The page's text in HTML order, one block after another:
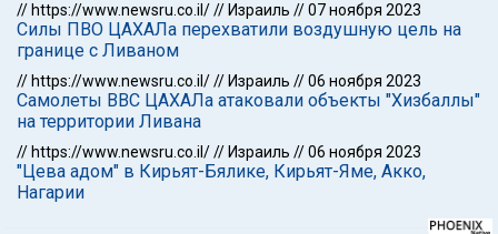
// https://www.newsru.co.il/// Израиль //07 ноября 2023
Силы ПВО ЦАХАЛа перехватили воздушную цель на
границе с Ливаном
// https://www.newsru.co.il/// Израиль //06 ноября 2023
Самолеты ВВС ЦАХАЛа атаковали объекты "Хизбаллы"
на территории Ливана
// https://www.newsru.co.il/// Израиль //06 ноября 2023
"Цева адом" в Кирьят-Бялике, Кирьят-Яме, Акко,
Нагарии